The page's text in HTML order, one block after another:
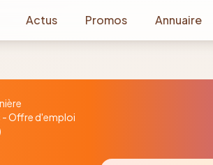
Actus Promos Annuaire
Offre d'emploi